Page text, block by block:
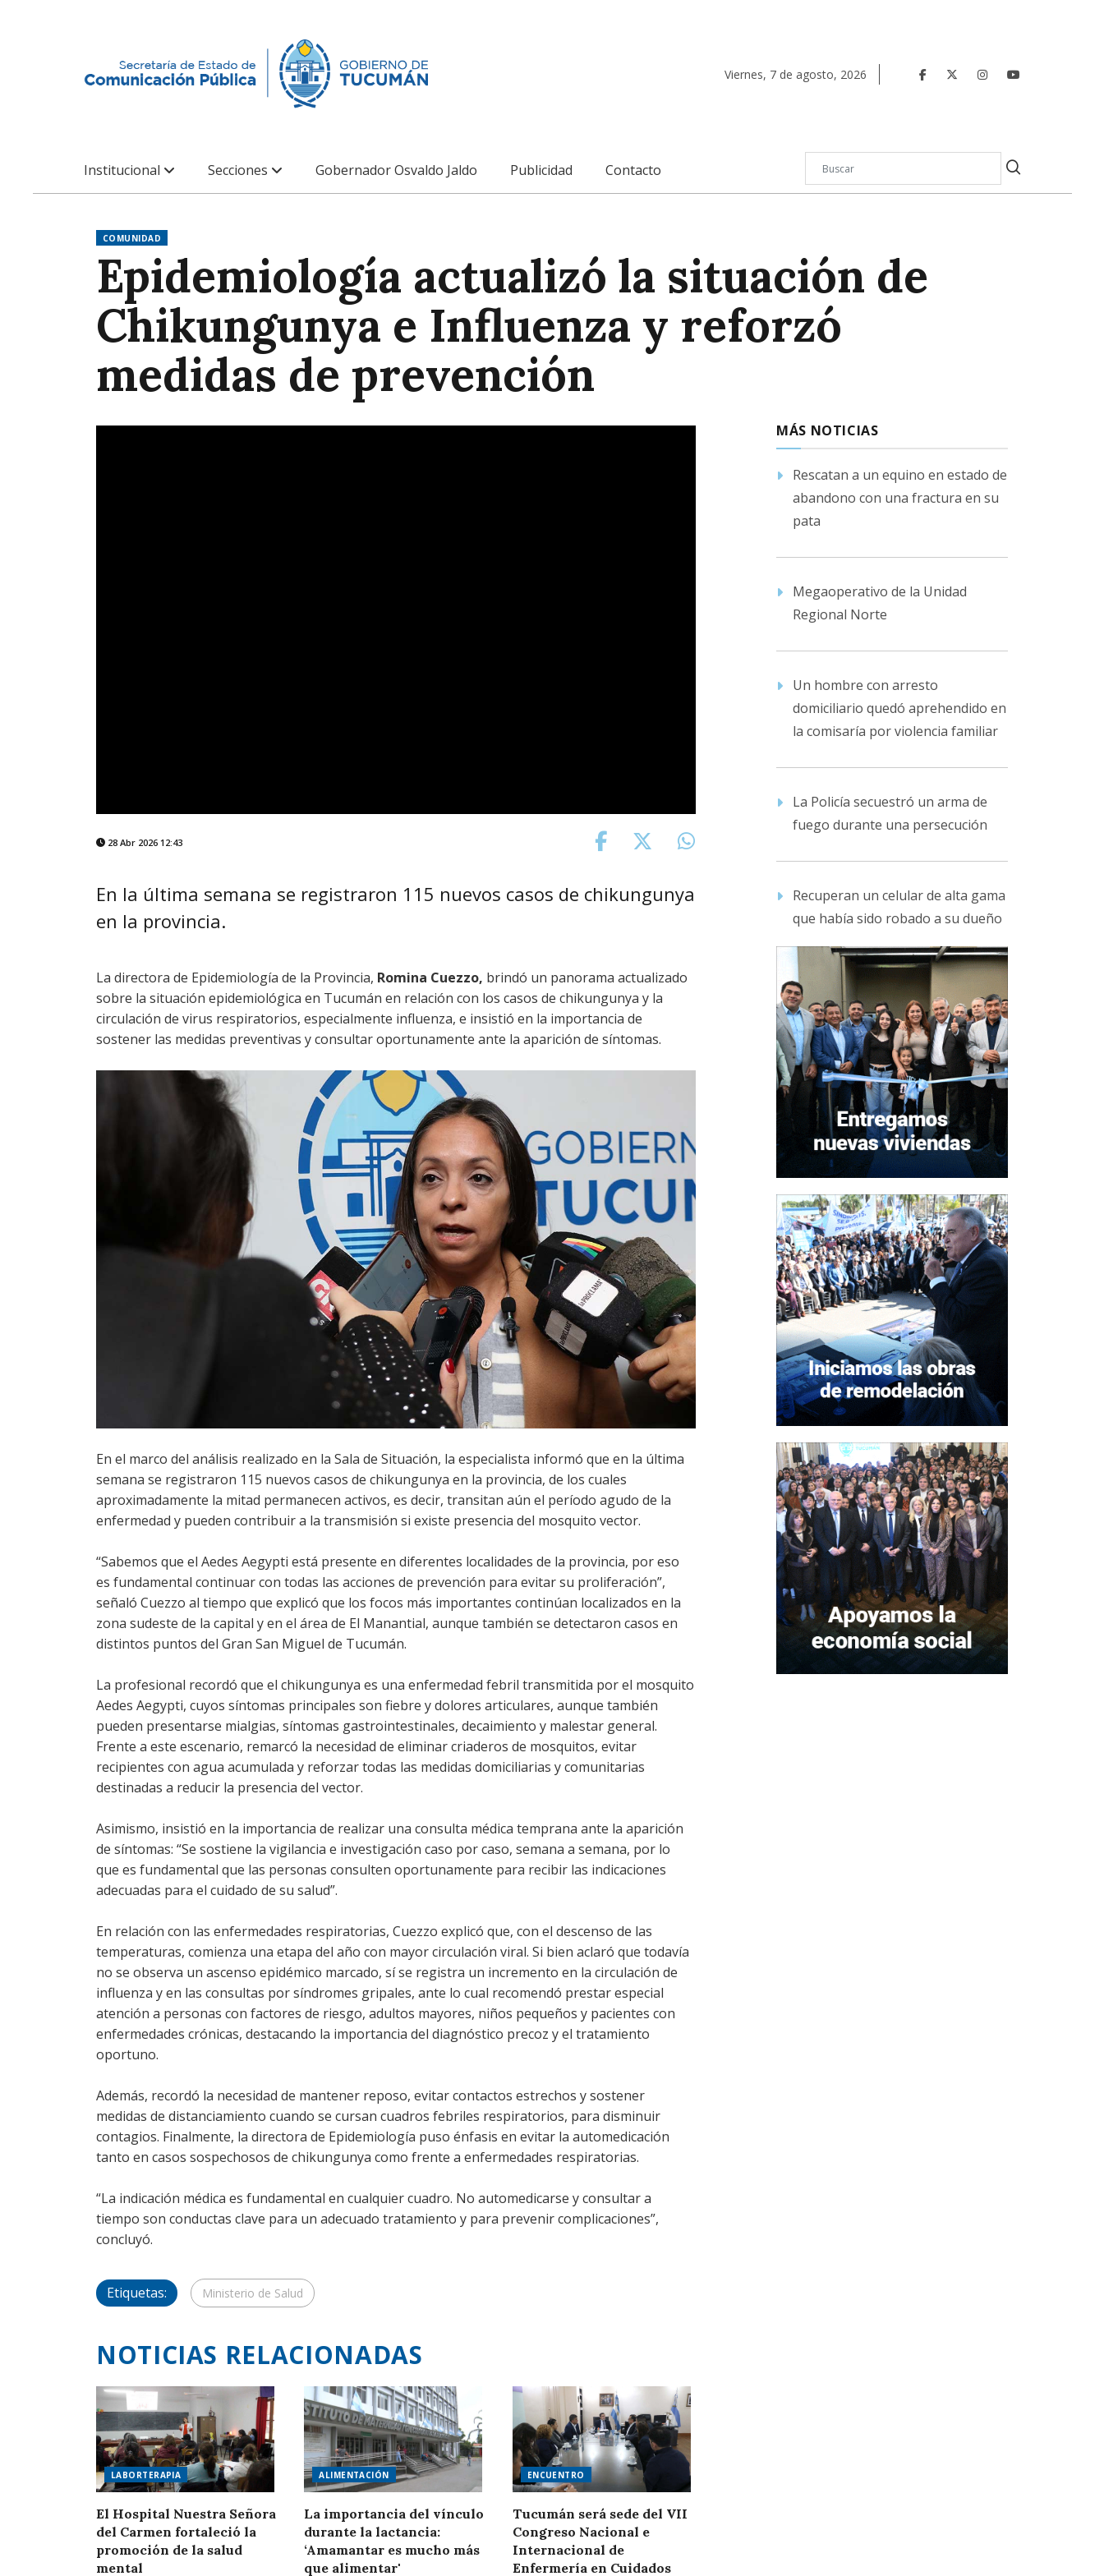
Viernes, 7 de agosto, 2026
Institucional Secciones Gobernador Osvaldo Jaldo Publicidad Contacto
COMUNIDAD
Epidemiología actualizó la situación de
Chikungunya e Influenza y reforzó
medidas de prevención
28 Abr 2026 12:43
En la última semana se registraron 115 nuevos casos de chikungunya
en la provincia.
La directora de Epidemiología de la Provincia, Romina Cuezzo, brindó un panorama actualizado
sobre la situación epidemiológica en Tucumán en relación con los casos de chikungunya y la
circulación de virus respiratorios, especialmente influenza, e insistió en la importancia de
sostener las medidas preventivas y consultar oportunamente ante la aparición de síntomas.
En el marco del análisis realizado en la Sala de Situación, la especialista informó que en la última
semana se registraron 115 nuevos casos de chikungunya en la provincia, de los cuales
aproximadamente la mitad permanecen activos, es decir, transitan aún el período agudo de la
enfermedad y pueden contribuir a la transmisión si existe presencia del mosquito vector.
“Sabemos que el Aedes Aegypti está presente en diferentes localidades de la provincia, por eso
es fundamental continuar con todas las acciones de prevención para evitar su proliferación”,
señaló Cuezzo al tiempo que explicó que los focos más importantes continúan localizados en la
zona sudeste de la capital y en el área de El Manantial, aunque también se detectaron casos en
distintos puntos del Gran San Miguel de Tucumán.
La profesional recordó que el chikungunya es una enfermedad febril transmitida por el mosquito
Aedes Aegypti, cuyos síntomas principales son fiebre y dolores articulares, aunque también
pueden presentarse mialgias, síntomas gastrointestinales, decaimiento y malestar general.
Frente a este escenario, remarcó la necesidad de eliminar criaderos de mosquitos, evitar
recipientes con agua acumulada y reforzar todas las medidas domiciliarias y comunitarias
destinadas a reducir la presencia del vector.
Asimismo, insistió en la importancia de realizar una consulta médica temprana ante la aparición
de síntomas: “Se sostiene la vigilancia e investigación caso por caso, semana a semana, por lo
que es fundamental que las personas consulten oportunamente para recibir las indicaciones
adecuadas para el cuidado de su salud”.
En relación con las enfermedades respiratorias, Cuezzo explicó que, con el descenso de las
temperaturas, comienza una etapa del año con mayor circulación viral. Si bien aclaró que todavía
no se observa un ascenso epidémico marcado, sí se registra un incremento en la circulación de
influenza y en las consultas por síndromes gripales, ante lo cual recomendó prestar especial
atención a personas con factores de riesgo, adultos mayores, niños pequeños y pacientes con
enfermedades crónicas, destacando la importancia del diagnóstico precoz y el tratamiento
oportuno.
Además, recordó la necesidad de mantener reposo, evitar contactos estrechos y sostener
medidas de distanciamiento cuando se cursan cuadros febriles respiratorios, para disminuir
contagios. Finalmente, la directora de Epidemiología puso énfasis en evitar la automedicación
tanto en casos sospechosos de chikungunya como frente a enfermedades respiratorias.
“La indicación médica es fundamental en cualquier cuadro. No automedicarse y consultar a
tiempo son conductas clave para un adecuado tratamiento y para prevenir complicaciones”,
concluyó.
Etiquetas: Ministerio de Salud
NOTICIAS RELACIONADAS
LABORTERAPIA
El Hospital Nuestra Señora
del Carmen fortaleció la
promoción de la salud
mental
ALIMENTACIÓN
La importancia del vínculo
durante la lactancia:
‘Amamantar es mucho más
que alimentar'
ENCUENTRO
Tucumán será sede del VII
Congreso Nacional e
Internacional de
Enfermería en Cuidados
MÁS NOTICIAS
Rescatan a un equino en estado de
abandono con una fractura en su
pata
Megaoperativo de la Unidad
Regional Norte
Un hombre con arresto
domiciliario quedó aprehendido en
la comisaría por violencia familiar
La Policía secuestró un arma de
fuego durante una persecución
Recuperan un celular de alta gama
que había sido robado a su dueño